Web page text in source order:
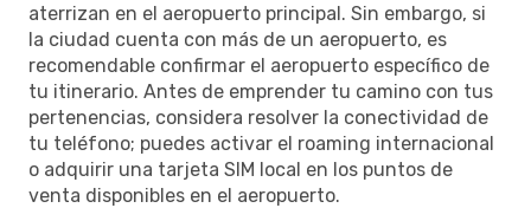
aterrizan en el aeropuerto principal. Sin embargo, si
la ciudad cuenta con más de un aeropuerto, es
recomendable confirmar el aeropuerto específico de
tu itinerario. Antes de emprender tu camino con tus
pertenencias, considera resolver la conectividad de
tu teléfono; puedes activar el roaming internacional
o adquirir una tarjeta SIM local en los puntos de
venta disponibles en el aeropuerto.